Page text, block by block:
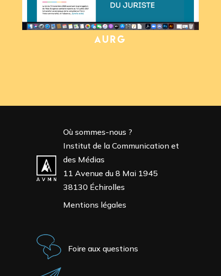
AURG
Où sommes-nous ?
Institut de la Communication et
des Médias
11 Avenue du 8 Mai 1945
38130 Échirolles
Mentions légales
Foire aux questions